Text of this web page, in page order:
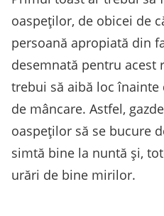
oaspeților, de obicei de
persoană apropiată din
desemnată pentru
trebui să aibă loc
de mâncare. Astfel,
oaspeților să se bucure
simtă bine la nuntă și,
urări de bine mirilor.